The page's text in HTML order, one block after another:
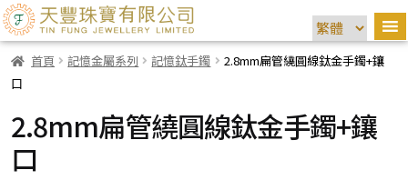
首頁 記憶金屬系列 記憶鈦手鐲
2.8mm扁管繞圓線鈦金手鐲+鑲
口
2.8mm扁管繞圓線鈦金手鐲+鑲
口